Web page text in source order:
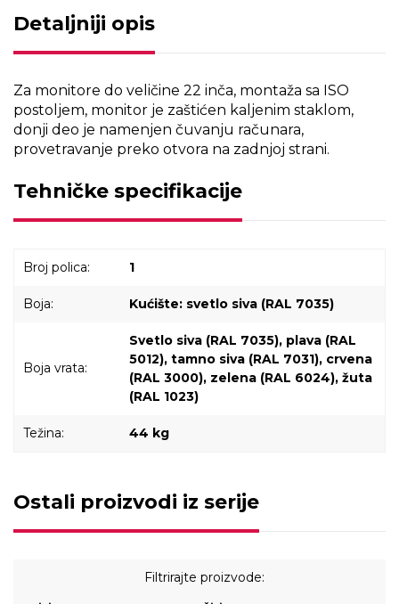
Detaljniji opis
Za monitore do veličine 22 inča, montaža sa ISO
postoljem, monitor je zaštićen kaljenim staklom,
donji deo je namenjen čuvanju računara,
provetravanje preko otvora na zadnjoj strani.
Tehničke specifikacije
Broj polica: 1
Boja: Kućište: svetlo siva (RAL 7035)
Boja vrata:
Svetlo siva (RAL 7035), plava (RAL
5012), tamno siva (RAL 7031), crvena
(RAL 3000), zelena (RAL 6024), žuta
(RAL 1023)
Težina: 44 kg
Ostali proizvodi iz serije
Filtrirajte proizvode: